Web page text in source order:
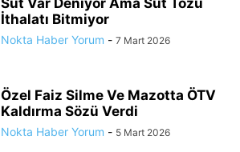
Süt Var Deniyor Ama Süt Tozu
İthalatı Bitmiyor
Nokta Haber Yorum - 7 Mart 2026
Özel Faiz Silme Ve Mazotta ÖTV
Kaldırma Sözü Verdi
Nokta Haber Yorum - 5 Mart 2026